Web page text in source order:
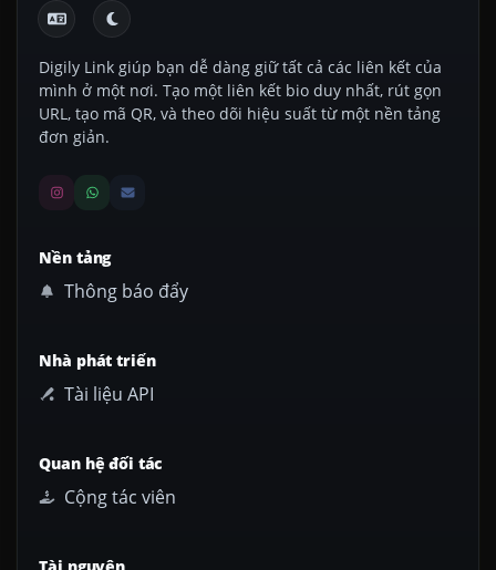
Digily Link giúp bạn dễ dàng giữ tất cả các liên kết của
mình ở một nơi. Tạo một liên kết bio duy nhất, rút gọn
URL, tạo mã QR, và theo dõi hiệu suất từ một nền tảng
đơn giản.
Nền tảng
Thông báo đẩy
Nhà phát triển
Tài liệu API
Quan hệ đối tác
Cộng tác viên